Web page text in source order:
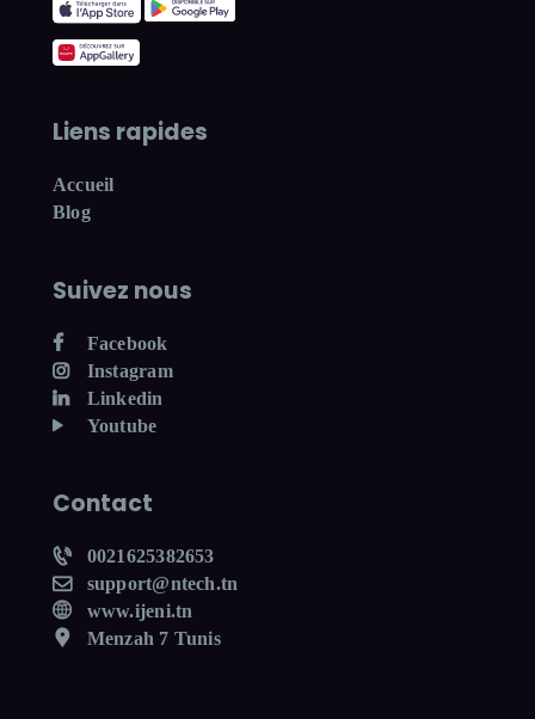
Liens rapides
Accueil
Blog
Suivez nous
Facebook
Instagram
Linkedin
Youtube
Contact
0021625382653
support@ntech.tn
www.ijeni.tn
Menzah 7 Tunis